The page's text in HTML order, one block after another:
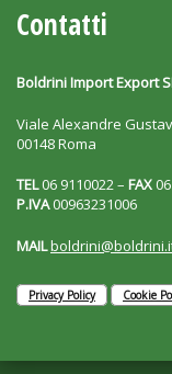
Contatti
Boldrini Import Export
Viale Alexandre
00148 Roma
TEL06 9110022 – FAX
P.IVA00963231006
MAIL
Privacy Policy Cookie